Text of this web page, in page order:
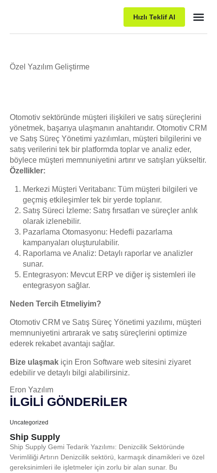
Hızlı Teklif Al
Özel Yazılım Geliştirme
Otomotiv sektöründe müşteri ilişkileri ve satış süreçlerini
yönetmek, başarıya ulaşmanın anahtarıdır. Otomotiv CRM
ve Satış Süreç Yönetimi yazılımları, müşteri bilgilerini ve
satış verilerini tek bir platformda toplar ve analiz eder,
böylece müşteri memnuniyetini artırır ve satışları yükseltir.
Özellikler:
Merkezi Müşteri Veritabanı: Tüm müşteri bilgileri ve
geçmiş etkileşimler tek bir yerde toplanır.
Satış Süreci İzleme: Satış fırsatları ve süreçler anlık
olarak izlenebilir.
Pazarlama Otomasyonu: Hedefli pazarlama
kampanyaları oluşturulabilir.
Raporlama ve Analiz: Detaylı raporlar ve analizler
sunar.
Entegrasyon: Mevcut ERP ve diğer iş sistemleri ile
entegrasyon sağlar.
Neden Tercih Etmeliyim?
Otomotiv CRM ve Satış Süreç Yönetimi yazılımı, müşteri
memnuniyetini artırarak ve satış süreçlerini optimize
ederek rekabet avantajı sağlar.
Bize ulaşmak için Eron Software web sitesini ziyaret
edebilir ve detaylı bilgi alabilirsiniz.
Eron Yazılım
İLGİLİ GÖNDERİLER
Uncategorized
Ship Supply
Ship Supply Gemi Tedarik Yazılımı: Denizcilik Sektöründe
Verimliliği Artırın Denizcilik sektörü, karmaşık dinamikleri ve özel
gereksinimleri ile işletmeler için zorlu bir alan sunar. Bu